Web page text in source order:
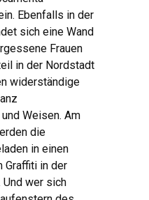
Ebenfalls in der
sich eine Wand
Frauen
in der Nordstadt
widerständige
Weisen. Am
die
in einen
Graffiti in der
Und wer sich